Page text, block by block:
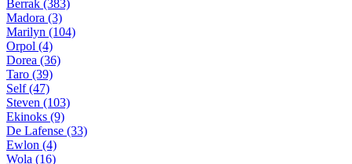
Berrak (383)
Madora (3)
Marilyn (104)
Orpol (4)
Dorea (36)
Taro (39)
Self (47)
Steven (103)
Ekinoks (9)
De Lafense (33)
Ewlon (4)
Wola (16)